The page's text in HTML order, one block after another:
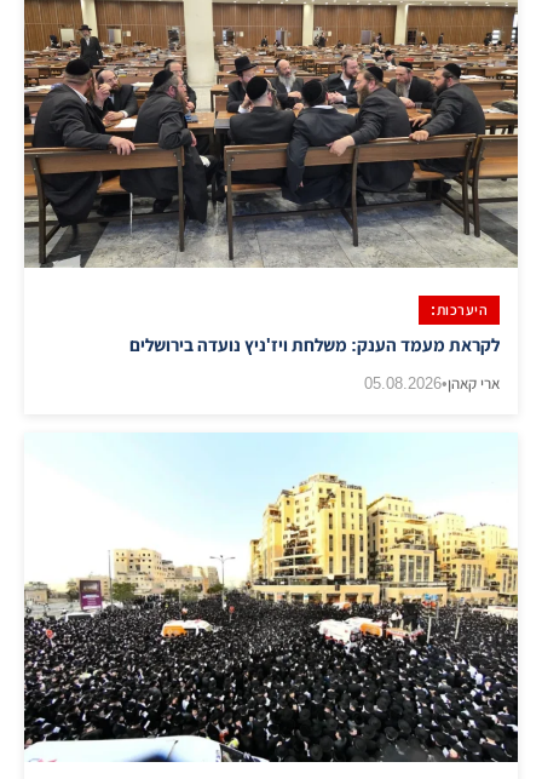
היערכות:
לקראת מעמד הענק: משלחת ויז'ניץ נועדה בירושלים
ארי קאהן•
05.08.2026